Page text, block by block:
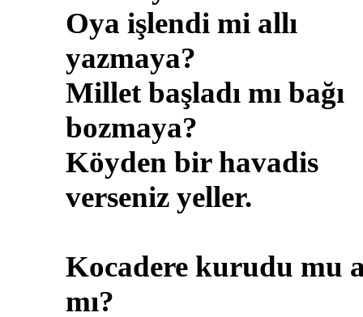
Oya işlendi mi allı
yazmaya?
Millet başladı mı bağı
bozmaya?
Köyden bir havadis
verseniz yeller.
Kocadere kurudu mu
mı?